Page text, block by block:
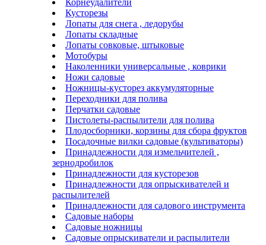
Кусторезы
Лопаты для снега , ледорубы
Лопаты складные
Лопаты совковые, штыковые
Мотобуры
Наколенники универсальные , коврики
Ножи садовые
Ножницы-кусторез аккумуляторные
Переходники для полива
Перчатки садовые
Пистолеты-распылители для полива
Плодосборники, корзины для сбора фруктов
Посадочные вилки садовые (культиваторы)
Принадлежности для измельчителей ,
зернодробилок
Принадлежности для кусторезов
Принадлежности для опрыскивателей и
распылителей
Принадлежности для садового инструмента
Садовые наборы
Садовые ножницы
Садовые опрыскиватели и распылители